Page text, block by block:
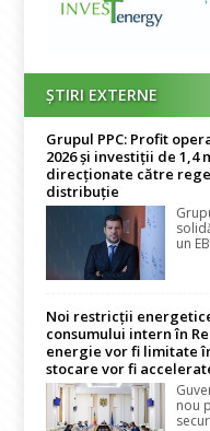
ȘTIRI EXTERNE
Grupul PPC: Profit
2026 și investiții de 1,4
direcționate către
distribuție
un
Noi restricții
consumului intern în
energie vor fi limitate
stocare vor fi
nou